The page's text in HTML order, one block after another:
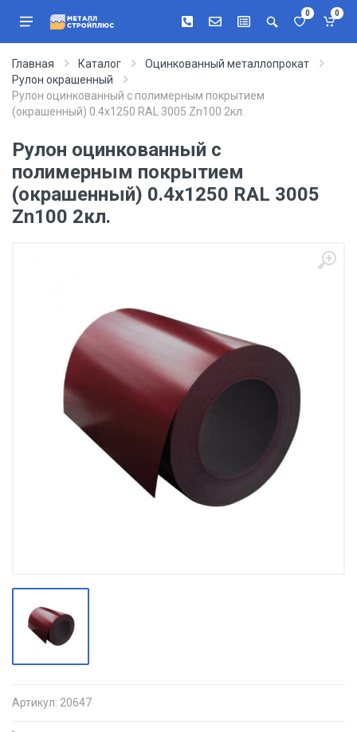
0 0
Главная Каталог
Оцинкованный металлопрокат
Рулон окрашенный
Рулон оцинкованный с полимерным покрытием
(окрашенный) 0.4x1250 RAL 3005 Zn100 2кл.
Рулон оцинкованный с
полимерным покрытием
(окрашенный) 0.4x1250 RAL 3005
Zn100 2кл.
Артикул: 20647